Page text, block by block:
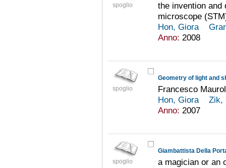
spoglio
the invention and
microscope
Hon, Giora
Anno: 2008
spoglio
Geometry of light and
Francesco
Hon, Giora
Zik,
Anno: 2007
spoglio
Giambattista Della
a magician or an